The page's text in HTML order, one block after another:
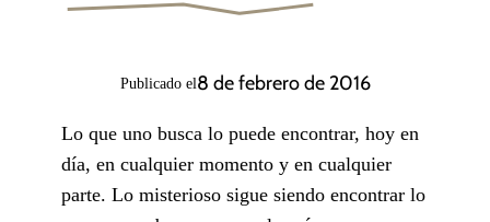
Publicado el8 de febrero de 2016
Lo que uno busca lo puede encontrar, hoy en
día, en cualquier momento y en cualquier
parte. Lo misterioso sigue siendo encontrar lo